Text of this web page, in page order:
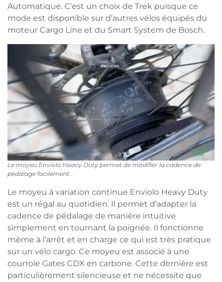
Automatique. C’est un choix de Trek puisque ce
mode est disponible sur d’autres vélos équipés du
moteur Cargo Line et du Smart System de Bosch.
Le moyeu Enviolo Heavy Duty permet de modifier la cadence de
pédalage facilement.
Le moyeu à variation continue Enviolo Heavy Duty
est un régal au quotidien. Il permet d’adapter la
cadence de pédalage de manière intuitive
simplement en tournant la poignée. Il fonctionne
même à l’arrêt et en charge ce qui est très pratique
sur un vélo cargo. Ce moyeu est associé à une
courroie Gates CDX en carbone. Cette dernière est
particulièrement silencieuse et ne nécessite que